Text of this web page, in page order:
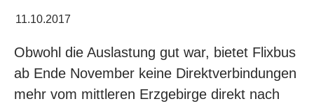
11.10.2017
Obwohl die Auslastung gut war, bietet Flixbus
ab Ende November keine Direktverbindungen
mehr vom mittleren Erzgebirge direkt nach